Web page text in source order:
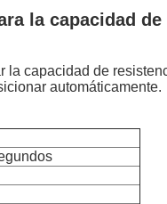
la capacidad
capacidad de
automáticamente.